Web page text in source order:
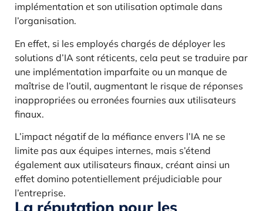
implémentation et son utilisation optimale dans
l’organisation.
En effet, si les employés chargés de déployer les
solutions d’IA sont réticents, cela peut se traduire par
une implémentation imparfaite ou un manque de
maîtrise de l’outil, augmentant le risque de réponses
inappropriées ou erronées fournies aux utilisateurs
finaux.
L’impact négatif de la méfiance envers l’IA ne se
limite pas aux équipes internes, mais s’étend
également aux utilisateurs finaux, créant ainsi un
effet domino potentiellement préjudiciable pour
l’entreprise.